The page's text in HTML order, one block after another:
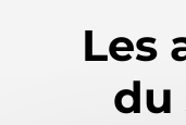
Les
du